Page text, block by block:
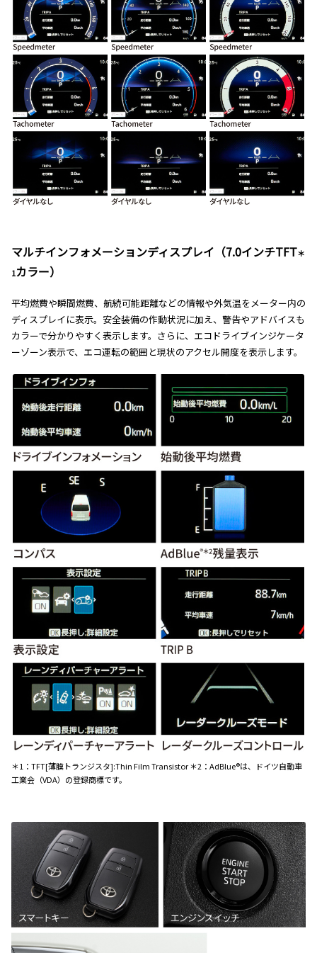
マルチインフォメーションディスプレイ（7.0インチTFT＊
1カラー）
平均燃費や瞬間燃費、航続可能距離などの情報や外気温をメーター内の
ディスプレイに表示。安全装備の作動状況に加え、警告やアドバイスも
カラーで分かりやすく表示します。さらに、エコドライブインジケータ
ーゾーン表示で、エコ運転の範囲と現状のアクセル開度を表示します。
＊1：TFT[薄膜トランジスタ]:Thin Film Transistor ＊2：AdBlue®は、ドイツ自動車
工業会（VDA）の登録商標です。